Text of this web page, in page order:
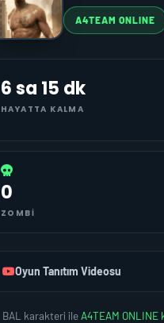
A4TEAM ONLINE
6 sa 15 dk
HAYATTA KALMA
0
ZOMBI
Oyun Tanıtım Videosu
BAL karakteri ileA4TEAM ONLINE